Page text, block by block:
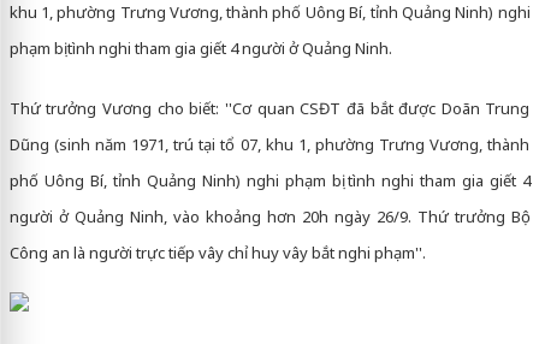
khu 1, phường Trưng Vương, thành phố Uông Bí, tỉnh Quảng Ninh) nghi
phạm bị tình nghi tham gia giết 4 người ở Quảng Ninh.
Thứ trưởng Vương cho biết: ''Cơ quan CSĐT đã bắt được Doãn Trung
Dũng (sinh năm 1971, trú tại tổ 07, khu 1, phường Trưng Vương, thành
phố Uông Bí, tỉnh Quảng Ninh) nghi phạm bị tình nghi tham gia giết 4
người ở Quảng Ninh, vào khoảng hơn 20h ngày 26/9. Thứ trưởng Bộ
Công an là người trực tiếp vây chỉ huy vây bắt nghi phạm''.